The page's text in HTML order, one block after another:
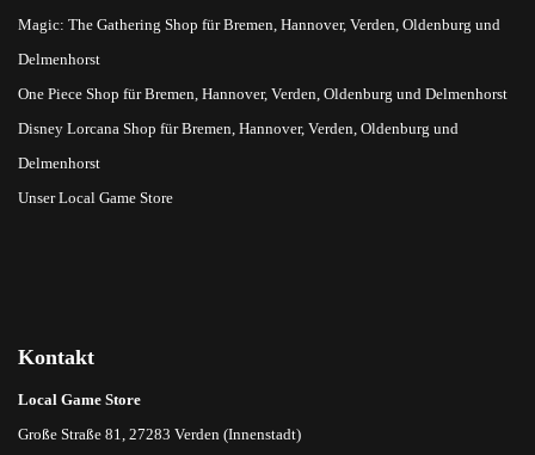
Magic: The Gathering Shop für Bremen, Hannover, Verden, Oldenburg und
Delmenhorst
One Piece Shop für Bremen, Hannover, Verden, Oldenburg und Delmenhorst
Disney Lorcana Shop für Bremen, Hannover, Verden, Oldenburg und
Delmenhorst
Unser Local Game Store
Kontakt
Local Game Store
Große Straße 81, 27283 Verden (Innenstadt)